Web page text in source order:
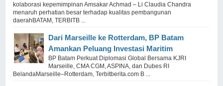
kolaborasi kepemimpinan Amsakar Achmad – Li Claudia Chandra
menaruh perhatian besar terhadap kualitas pembangunan
daerahBATAM, TERBITB ...
Dari Marseille ke Rotterdam, BP Batam
Amankan Peluang Investasi Maritim
BP Batam Perkuat Diplomasi Global Bersama KJRI
Marseille, CMA CGM, ASPINA, dan Dubes RI
BelandaMarseille–Rotterdam, Terbitberita.com B ...